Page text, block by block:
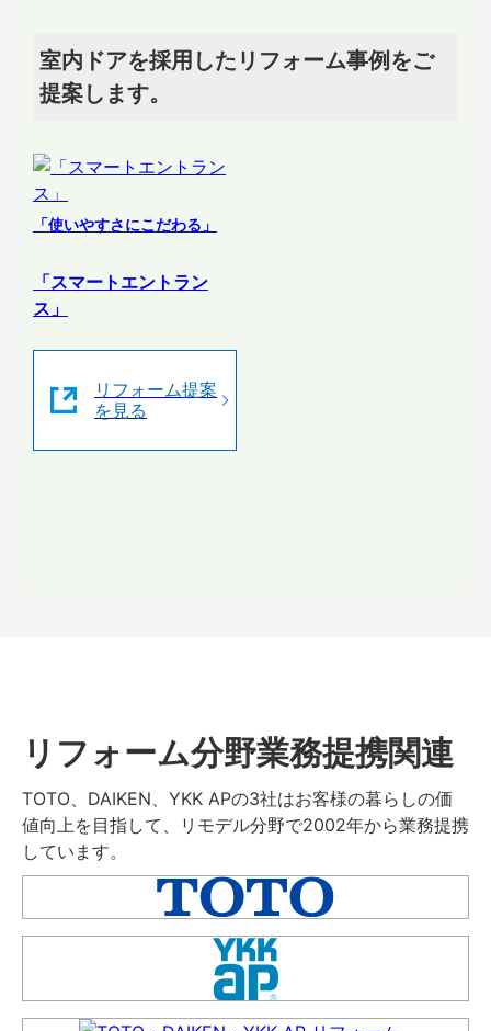
室内ドアを採用したリフォーム事例をご
提案します。
「使いやすさにこだわる」
「スマートエントラン
ス」
リフォーム提案
を見る
リフォーム分野業務提携関連
TOTO、DAIKEN、YKK APの3社はお客様の暮らしの価
値向上を目指して、リモデル分野で2002年から業務提携
しています。